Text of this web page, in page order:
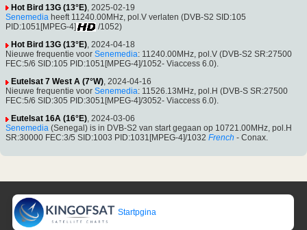
Hot Bird 13G (13°E), 2025-02-19
Senemedia heeft 11240.00MHz, pol.V verlaten (DVB-S2 SID:105
PID:1051[MPEG-4]
/1052)
Hot Bird 13G (13°E), 2024-04-18
Nieuwe frequentie voor Senemedia: 11240.00MHz, pol.V (DVB-S2 SR:27500
FEC:5/6 SID:105 PID:1051[MPEG-4]/1052- Viaccess 6.0).
Eutelsat 7 West A (7°W), 2024-04-16
Nieuwe frequentie voor Senemedia: 11526.13MHz, pol.H (DVB-S SR:27500
FEC:5/6 SID:305 PID:3051[MPEG-4]/3052- Viaccess 6.0).
Eutelsat 16A (16°E), 2024-03-06
Senemedia (Senegal) is in DVB-S2 van start gegaan op 10721.00MHz, pol.H
SR:30000 FEC:3/5 SID:1003 PID:1031[MPEG-4]/1032 French - Conax.
Startpgina